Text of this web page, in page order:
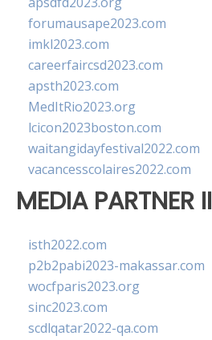
forumausape2023.com
imkl2023.com
careerfaircsd2023.com
apsth2023.com
MedItRio2023.org
lcicon2023boston.com
waitangidayfestival2022.com
vacancesscolaires2022.com
MEDIA PARTNER II
isth2022.com
p2b2pabi2023-makassar.com
wocfparis2023.org
sinc2023.com
scdlqatar2022-qa.com